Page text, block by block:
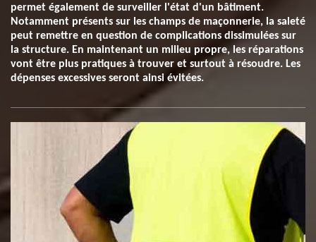
permet également de surveiller l'état d'un bâtiment.
Notamment présents sur les champs de maçonnerie, la saleté
peut remettre en question de complications dissimulées sur
la structure. En maintenant un milieu propre, les réparations
vont être plus pratiques à trouver et surtout à résoudre. Les
dépenses excessives seront ainsi évitées.